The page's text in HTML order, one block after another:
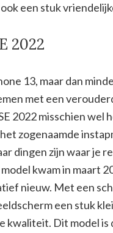
een stuk
2022
13, maar dan
met een
2022 misschien wel
zogenaamde
dingen zijn waar je
kwam in maart
nieuw. Met een
een stuk
kwaliteit. Dit model is